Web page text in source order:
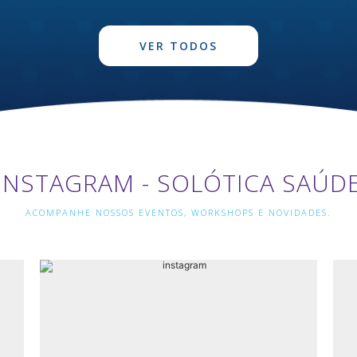
VER TODOS
- SOLÓTICA
ACOMPANHE NOSSOS EVENTOS, WORKSHOPS E NOVIDADES.